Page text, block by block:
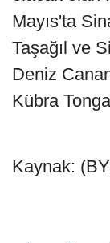
Mayıs'ta
Taşağıl ve
Deniz
Kübra
Kaynak: